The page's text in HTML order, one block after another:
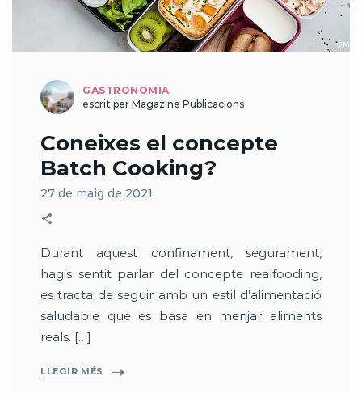
GASTRONOMIA
escrit per Magazine Publicacions
Coneixes el concepte
Batch Cooking?
27 de maig de 2021
Durant aquest confinament, segurament,
hagis sentit parlar del concepte realfooding,
es tracta de seguir amb un estil d’alimentació
saludable que es basa en menjar aliments
reals. […]
LLEGIR MÉS